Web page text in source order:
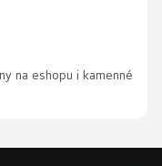
na eshopu i kamenné